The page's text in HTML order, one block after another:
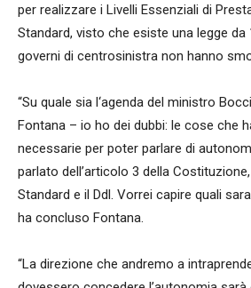
per realizzare i Livelli Essenziali di
Standard, visto che esiste una legge da
governi di centrosinistra non hanno
“Su quale sia l‘agenda del ministro
Fontana – io ho dei dubbi: le cose che
necessarie per poter parlare di
parlato dell’articolo 3 della
Standard e il Ddl. Vorrei capire quali
ha concluso Fontana.
“La direzione che andremo a